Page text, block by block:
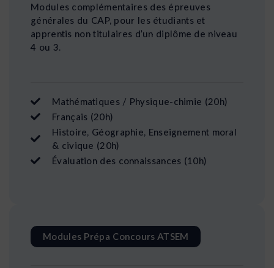
Modules complémentaires des épreuves
générales du CAP, pour les étudiants et
apprentis non titulaires d’un diplôme de niveau
4 ou 3.
Mathématiques / Physique-chimie (20h)
Français (20h)
Histoire, Géographie, Enseignement moral
& civique (20h)
Évaluation des connaissances (10h)
Modules Prépa Concours ATSEM